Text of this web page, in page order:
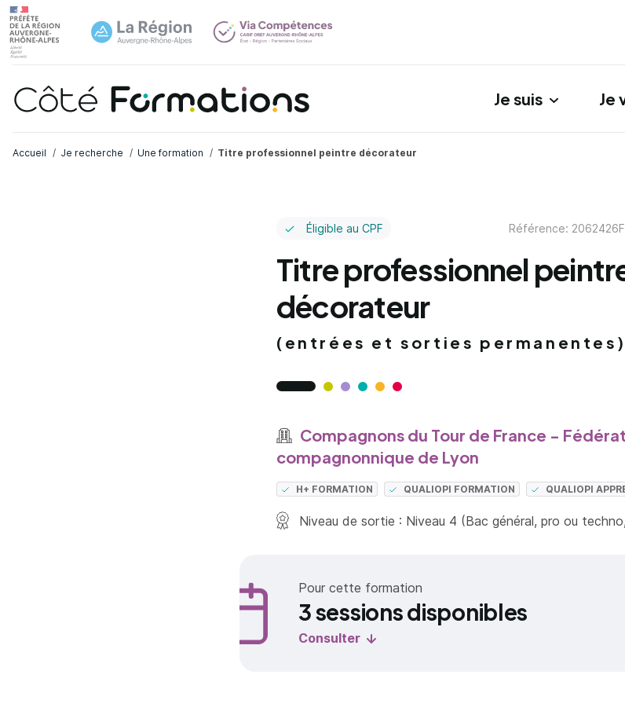
Je suis Je
Accueil Je recherche Une formation Titre professionnel peintre décorateur
Éligible au CPF Référence: 2062426F
Titre professionnel
décorateur
(entrées et sorties permanentes)
Compagnons du Tour de France -
compagnonnique de Lyon
H+ FORMATION QUALIOPI FORMATION QUALIOPI
Niveau de sortie : Niveau 4 (Bac général, pro ou
Pour cette formation
3 sessions disponibles
Consulter